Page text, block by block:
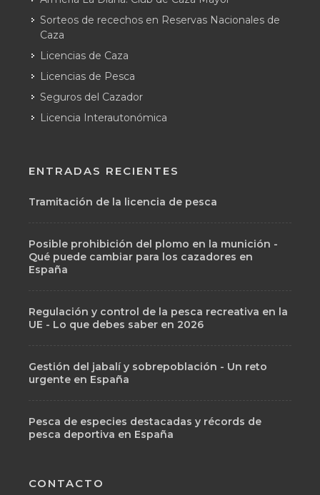
Sorteos de recechos en Reservas Nacionales de
Caza
Licencias de Caza
Licencias de Pesca
Seguros del Cazador
Licencia Interautonómica
ENTRADAS RECIENTES
Tramitación de la licencia de pesca
Posible prohibición del plomo en la munición -
Qué puede cambiar para los cazadores en
España
Regulación y control de la pesca recreativa en la
UE - Lo que debes saber en 2026
Gestión del jabalí y sobrepoblación - Un reto
urgente en España
Pesca de especies destacadas y récords de
pesca deportiva en España
CONTACTO